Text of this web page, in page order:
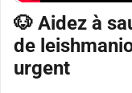
🐶 Aidez à
de
urgent